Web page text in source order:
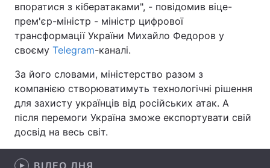
Здоров'я Туризм
Цікавинки Погода
Лонгріди
Відео з Youtube
впоратися з кібератаками", - повідомив віце-
прем'єр-міністр - міністр цифрової
трансформації України Михайло Федоров у
своєму Telegram-каналі.
За його словами, міністерство разом з
компанією створюватимуть технологічні рішення
для захисту українців від російських атак. А
після перемоги Україна зможе експортувати свій
досвід на весь світ.
ВІДЕО ДНЯ